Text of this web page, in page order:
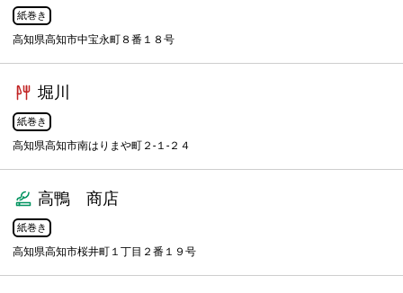
紙巻き
高知県高知市中宝永町８番１８号
堀川
紙巻き
高知県高知市南はりまや町２-１-２４
高鴨 商店
紙巻き
高知県高知市桜井町１丁目２番１９号